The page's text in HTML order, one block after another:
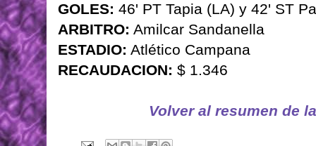
GOLES: 46' PT Tapia (LA) y 42' ST
ARBITRO: Amilcar Sandanella
ESTADIO: Atlético Campana
RECAUDACION: $ 1.346
Volver al resumen de